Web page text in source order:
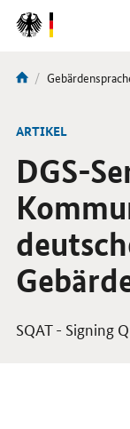
DirektZu:
Navigation
Sie
hier:
Aktuelle
ARTIKEL
DGS-
SQAT - Signing